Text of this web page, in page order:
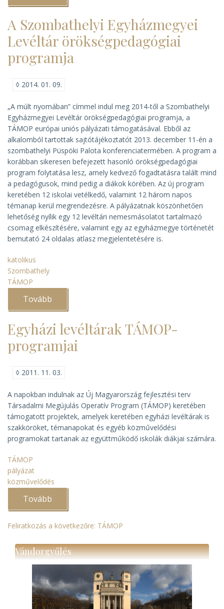
térképészeti
műhelykonferencia
Szombathelyen
A Szombathelyi Egyházmegyei
Levéltár örökségpedagógiai
programja
◊ 2014. 01. 09.
„A múlt nyomában” címmel indul meg 2014-től a Szombathelyi
Egyházmegyei Levéltár örökségpedagógiai programja, a
TÁMOP európai uniós pályázati támogatásával. Ebből az
alkalomból tartottak sajtótájékoztatót 2013. december 11-én a
szombathelyi Püspöki Palota konferenciatermében. A program a
korábban sikeresen befejezett hasonló örökségpedagógiai
program folytatása lesz, amely kedvező fogadtatásra talált mind
a pedagógusok, mind pedig a diákok körében. Az új program
keretében 12 iskolai vetélkedő, valamint 12 három napos
témanap kerül megrendezésre. A pályázatnak köszönhetően
lehetőség nyílik egy 12 levéltári nemesmásolatot tartalmazó
csomag elkészítésére, valamint egy az egyházmegye történetét
bemutató 24 oldalas atlasz megjelentetésére is.
katolikus
Szombathely
TÁMOP
Tovább
Egyházmegyei
Levéltár
örökségpedagógiai
programja)
Egyházi levéltárak TÁMOP-
programjai
◊ 2011. 11. 03.
A napokban indulnak az Új Magyarország fejlesztési terv
Társadalmi Megújulás Operatív Program (TÁMOP) keretében
támogatott projektek, amelyek keretében egyházi levéltárak is
szakköröket, témanapokat és egyéb közművelődési
programokat tartanak az együttműködő iskolák diákjai számára.
TÁMOP
pályázat
közművelődés
Tovább
TÁMOP-
programjai)
Feliratkozás a következőre: TÁMOP
Vándorgyűlés